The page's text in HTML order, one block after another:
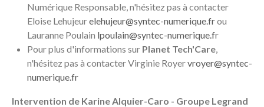
Numérique Responsable, n'hésitez pas à contacter
Eloise Lehujeurelehujeur@syntec-numerique.frou
Lauranne Poulain lpoulain@syntec-numerique.fr
Pour plus d'informations sur Planet Tech'Care
n'hésitez pas à contacter Virginie Royervroyer@syntec-
numerique.fr
Intervention de Karine Alquier-Caro - Groupe Legrand